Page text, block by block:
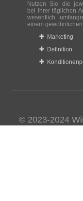
Nutzen Sie die
bei Ihrer täglichen
wesentlich
einem gewöhnlichen
Marketing
Definition
© 2023-2024